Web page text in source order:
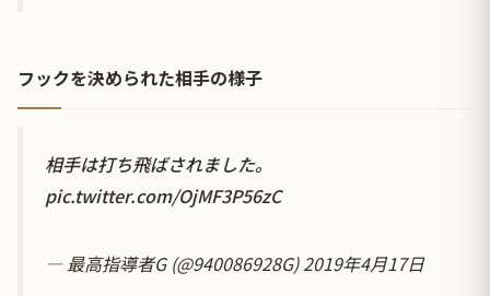
フックを決められた相手の様子
相手は打ち飛ばされました。
pic.twitter.com/OjMF3P56zC
— 最高指導者G (@940086928G)2019年4月17日